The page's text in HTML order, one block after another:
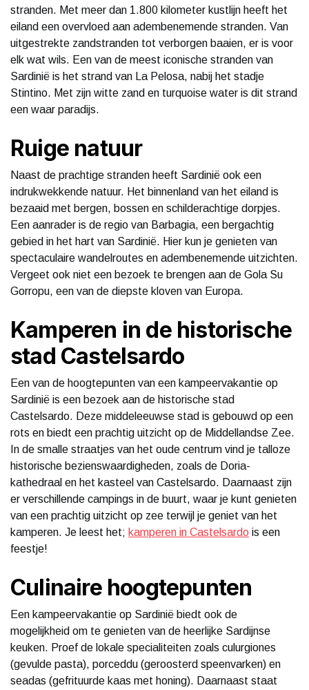
stranden. Met meer dan 1.800 kilometer kustlijn heeft het
eiland een overvloed aan adembenemende stranden. Van
uitgestrekte zandstranden tot verborgen baaien, er is voor
elk wat wils. Een van de meest iconische stranden van
Sardinië is het strand van La Pelosa, nabij het stadje
Stintino. Met zijn witte zand en turquoise water is dit strand
een waar paradijs.
Ruige natuur
Naast de prachtige stranden heeft Sardinië ook een
indrukwekkende natuur. Het binnenland van het eiland is
bezaaid met bergen, bossen en schilderachtige dorpjes.
Een aanrader is de regio van Barbagia, een bergachtig
gebied in het hart van Sardinië. Hier kun je genieten van
spectaculaire wandelroutes en adembenemende uitzichten.
Vergeet ook niet een bezoek te brengen aan de Gola Su
Gorropu, een van de diepste kloven van Europa.
Kamperen in de historische
stad Castelsardo
Een van de hoogtepunten van een kampeervakantie op
Sardinië is een bezoek aan de historische stad
Castelsardo. Deze middeleeuwse stad is gebouwd op een
rots en biedt een prachtig uitzicht op de Middellandse Zee.
In de smalle straatjes van het oude centrum vind je talloze
historische bezienswaardigheden, zoals de Doria-
kathedraal en het kasteel van Castelsardo. Daarnaast zijn
er verschillende campings in de buurt, waar je kunt genieten
van een prachtig uitzicht op zee terwijl je geniet van het
kamperen. Je leest het; kamperen in Castelsardo is een
feestje!
Culinaire hoogtepunten
Een kampeervakantie op Sardinië biedt ook de
mogelijkheid om te genieten van de heerlijke Sardijnse
keuken. Proef de lokale specialiteiten zoals culurgiones
(gevulde pasta), porceddu (geroosterd speenvarken) en
seadas (gefrituurde kaas met honing). Daarnaast staat